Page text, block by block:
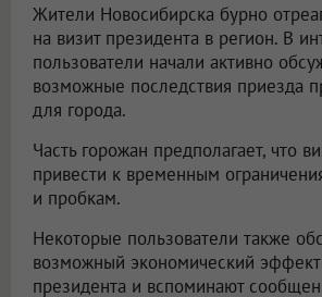
Жители Новосибирска бурно
на визит президента в регион. В
пользователи начали активно
возможные последствия приезда
для города.
Часть горожан предполагает, что
привести к временным
и пробкам.
Некоторые пользователи также
возможный экономический эффект
президента и вспоминают